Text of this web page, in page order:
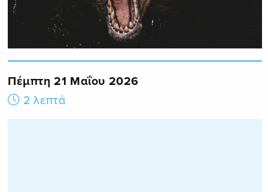
Πέμπτη 21 Μαΐου 2026
2 λεπτά